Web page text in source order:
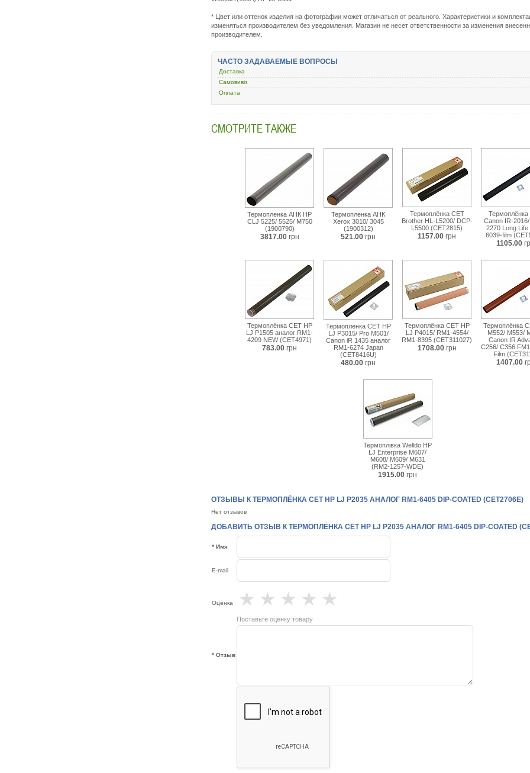
* Цвет или оттенок изделия на фотографии может отличаться от реального. Характеристики и
изменяться производителем без уведомления. Магазин не несет ответственности за изменения
производителем.
ЧАСТО ЗАДАВАЕМЫЕ ВОПРОСЫ
Доставка
Самовивіз
Оплата
СМОТРИТЕ ТАКЖЕ
Термопленка АНК HP
СLJ 5225/ 5525/ M750
(1900790)
3817.00 грн
Термопленка АНК
Xerox 3010/ 3045
(1900312)
521.00 грн
Термоплёнка CET
Brother HL-L5200/ DCP-
L5500 (CET2815)
1157.00 грн
Термоплёнка
Canon IR-
2270 Long Life
6039-film
1105.00
Термоплёнка CET HP
LJ P1505 аналог RM1-
4209 NEW (CET4971)
783.00 грн
Термоплёнка CET HP
LJ P3015/ Pro M501/
Canon iR 1435 аналог
RM1-6274 Japan
(CET8416U)
480.00 грн
Термоплёнка CET HP
LJ P4015/ RM1-4554/
RM1-8395 (CET311027)
1708.00 грн
Термоплёнка
M552/ M553/
Canon IR
C256/ C356
Film
1407.00
Термоплівка Welldo HP
LJ Enterprise M607/
M608/ M609/ M631
(RM2-1257-WDE)
1915.00 грн
ОТЗЫВЫ К ТЕРМОПЛЁНКА CET HP LJ P2035 АНАЛОГ RM1-6405 DIP-COATED (CET2706E)
Нет отзывов
ДОБАВИТЬ ОТЗЫВ К ТЕРМОПЛЁНКА CET HP LJ P2035 АНАЛОГ RM1-6405 DIP-COATED
* Имя
E-mail
Оценка ★
★
★
★
★
Поставьте оценку товару
* Отзыв